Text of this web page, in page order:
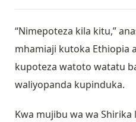
“Nimepoteza kila kitu,”
mhamiaji kutoka Ethiopia
kupoteza watoto watatu
waliyopanda kupinduka.
Kwa mujibu wa wa